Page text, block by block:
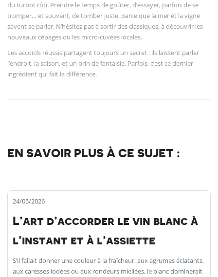
du turbot rôti. Prendre le temps de goûter, d’essayer, parfois de se
tromper… et souvent, de tomber juste, parce que la mer et la vigne
savent se parler. N’hésitez pas à sortir des classiques, à découvrir les
nouveaux cépages ou les micro-cuvées locales.
Les accords réussis partagent toujours un secret : ils laissent parler
l’endroit, la saison, et un brin de fantaisie. Parfois, c’est ce dernier
ingrédient qui fait la différence.
EN SAVOIR PLUS À CE SUJET :
24/05/2026
L’art d’accorder le vin blanc à
l’instant et à l’assiette
S’il fallait donner une couleur à la fraîcheur, aux agrumes éclatants,
aux caresses iodées ou aux rondeurs miellées, le blanc dominerait